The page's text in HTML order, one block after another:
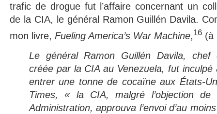
trafic de drogue fut l’affaire concernant un
de la CIA, le général Ramon Guillén Davila.
mon livre, Fueling America’s War Machine 16 (à
Le général Ramon Guillén Davila, chef
créée par la CIA au Venezuela, fut
entrer une tonne de cocaïne aux États-
Times, « la CIA, malgré l’objection de
Administration, approuva l’envoi d’au